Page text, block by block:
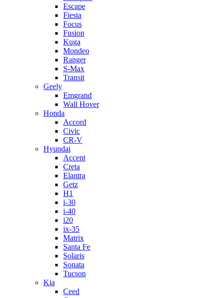
Escape
Fiesta
Focus
Fusion
Kuga
Mondeo
Ranger
S-Max
Transit
Geely
Emgrand
Wall Hover
Honda
Accord
Civic
CR-V
Hyundai
Accent
Creta
Elantra
Getz
H1
i-30
i-40
i20
ix-35
Matrix
Santa Fe
Solaris
Sonata
Tucson
Kia
Ceed